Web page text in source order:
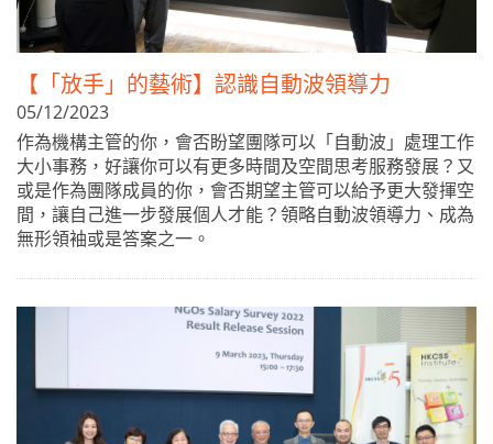
【「放手」的藝術】認識自動波領導力
05/12/2023
作為機構主管的你，會否盼望團隊可以「自動波」處理工作
大小事務，好讓你可以有更多時間及空間思考服務發展？又
或是作為團隊成員的你，會否期望主管可以給予更大發揮空
間，讓自己進一步發展個人才能？領略自動波領導力、成為
無形領袖或是答案之一。